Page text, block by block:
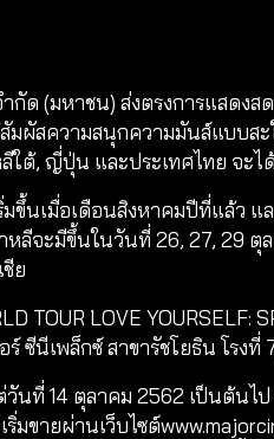
ด (มหาชน) ส่งตรงการแสดงสด
มผัสความสนุกความมันส์แบบส
ใต้, ญี่ปุ่น และประเทศไทย จะ
มขึ้นเมื่อเดือนสิงหาคมปีที่แล้ว
หลีจะมีขึ้นในวันที่ 26, 27, 29
ย
TOUR `LOVE
ซีนีเพล็กซ์ สาขารัชโยธิน โรง
นที่ 14 ตุลาคม 2562 เป็นต้นไ
ริ่มขายผ่านเว็บไซต์